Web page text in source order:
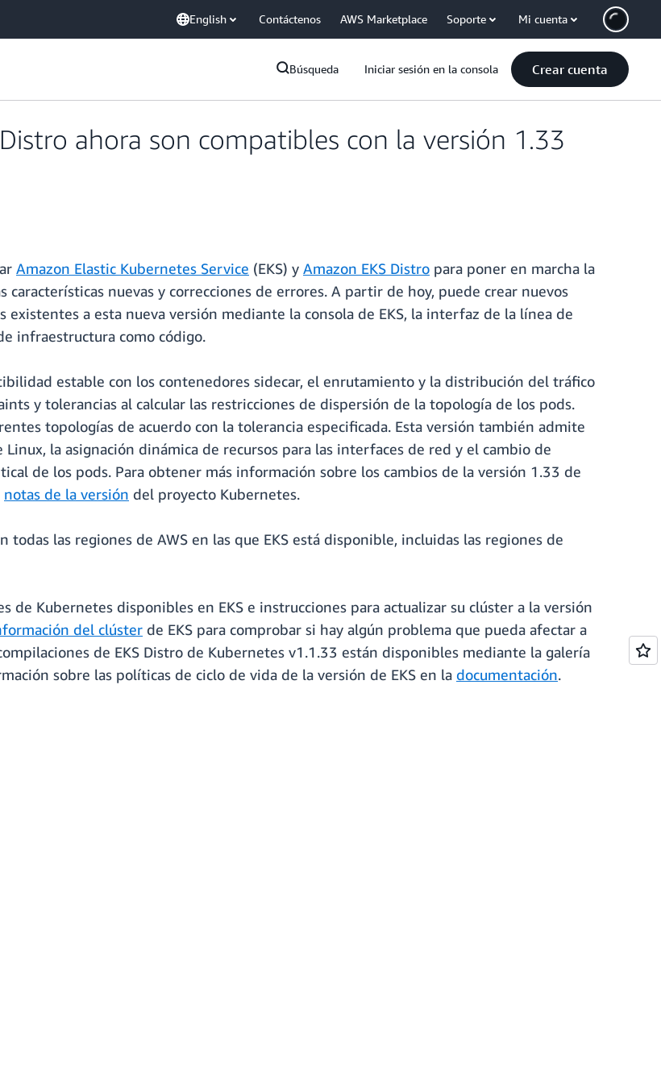
English Contáctenos AWS Marketplace Soporte Mi cuenta
Búsqueda Iniciar sesión en la consola Crear cuenta
ahora son compatibles con la versión 1.33
Amazon Elastic Kubernetes Service (EKS) y Amazon EKS Distro para poner en marcha la
nuevas y correcciones de errores. A partir de hoy, puede crear nuevos
existentes a esta nueva versión mediante la consola de EKS, la interfaz de la línea de
infraestructura como código.
estable con los contenedores sidecar, el enrutamiento y la distribución del tráfico
y tolerancias al calcular las restricciones de dispersión de la topología de los pods.
topologías de acuerdo con la tolerancia especificada. Esta versión también admite
la asignación dinámica de recursos para las interfaces de red y el cambio de
de los pods. Para obtener más información sobre los cambios de la versión 1.33 de
notas de la versión del proyecto Kubernetes.
las regiones de AWS en las que EKS está disponible, incluidas las regiones de
de Kubernetes disponibles en EKS e instrucciones para actualizar su clúster a la versión
del clúster de EKS para comprobar si hay algún problema que pueda afectar a
de EKS Distro de Kubernetes v1.1.33 están disponibles mediante la galería
sobre las políticas de ciclo de vida de la versión de EKS en la documentación.